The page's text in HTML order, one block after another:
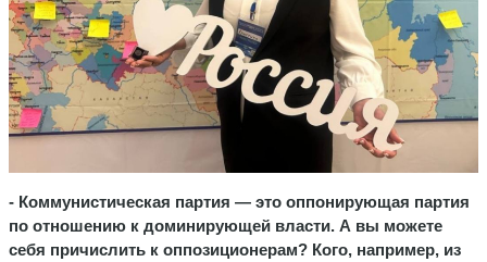
- Коммунистическая партия — это оппонирующая партия
по отношению к доминирующей власти. А вы можете
себя причислить к оппозиционерам? Кого, например, из